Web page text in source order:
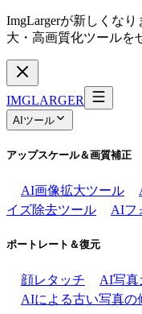
ImgLargerが新しくな
大・高画質化ツールを
IMGLARGER
AIツール
アップスケール＆画質補正
AI画像拡大ツール
イズ除去ツール
AIフ
ポートレート＆復元
顔レタッチ AI写真
AIによる古い写真の